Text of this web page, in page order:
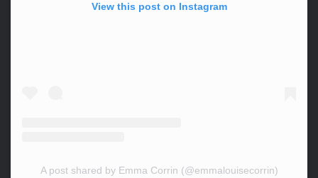
View this post on Instagram
A post shared by Emma Corrin (@emmalouisecorrin)